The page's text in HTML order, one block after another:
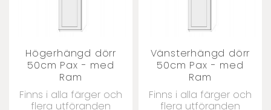
Högerhängd dörr
50cm Pax - med
Ram
Finns i alla färger och
flera utföranden
Vänsterhängd dörr
50cm Pax - med
Ram
Finns i alla färger och
flera utföranden